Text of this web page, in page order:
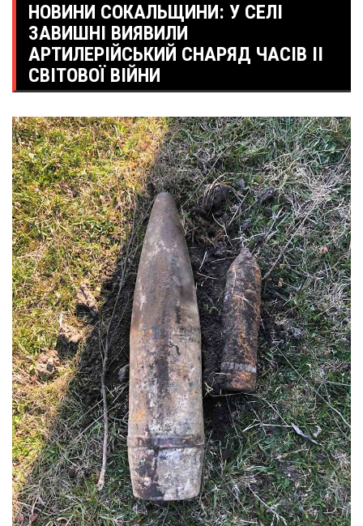
НОВИНИ СОКАЛЬЩИНИ: У СЕЛІ
ЗАВИШНІ ВИЯВИЛИ
АРТИЛЕРІЙСЬКИЙ СНАРЯД ЧАСІВ ІІ
СВІТОВОЇ ВІЙНИ